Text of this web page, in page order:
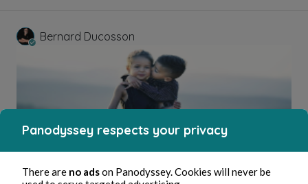
Bernard Ducosson
Panodyssey respects your privacy
There are no adson Panodyssey. Cookies will never be